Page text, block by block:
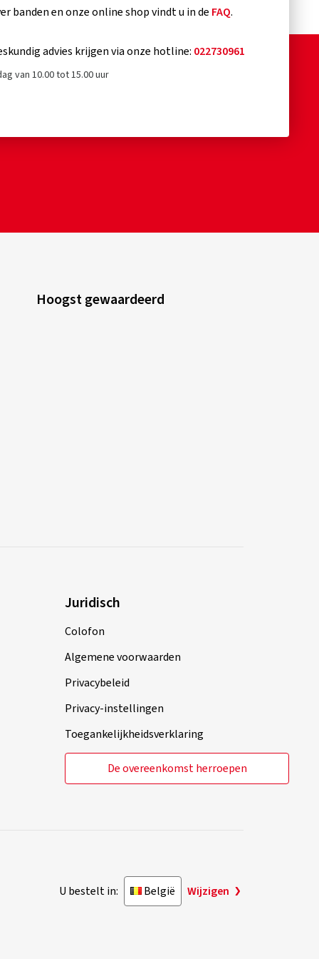
banden en onze online shop vindt u in de FAQ.
advies krijgen via onze hotline: 022730961
van 10.00 tot 15.00 uur
Hoogst gewaardeerd
Juridisch
Colofon
Algemene voorwaarden
Privacybeleid
Privacy-instellingen
Toegankelijkheidsverklaring
De overeenkomst herroepen
U bestelt in: België Wijzigen